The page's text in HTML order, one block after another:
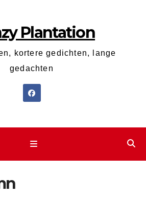
Plantation
kortere gedichten, lange
gedachten